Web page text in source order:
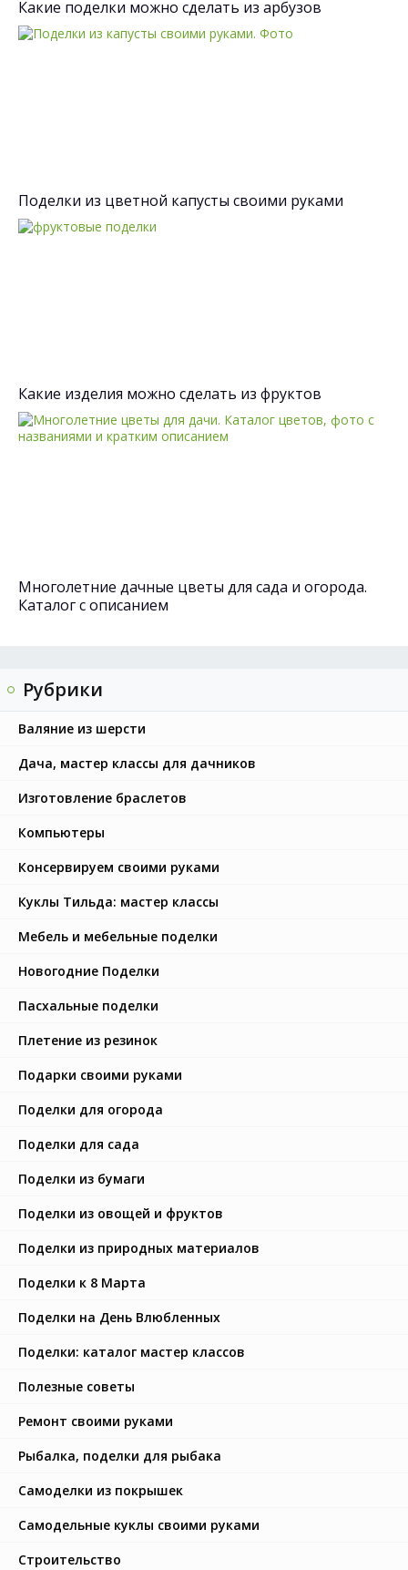
Какие поделки можно сделать из арбузов
Поделки из цветной капусты своими руками
Какие изделия можно сделать из фруктов
Многолетние дачные цветы для сада и огорода.
Каталог с описанием
Рубрики
Валяние из шерсти
Дача, мастер классы для дачников
Изготовление браслетов
Компьютеры
Консервируем своими руками
Куклы Тильда: мастер классы
Мебель и мебельные поделки
Новогодние Поделки
Пасхальные поделки
Плетение из резинок
Подарки своими руками
Поделки для огорода
Поделки для сада
Поделки из бумаги
Поделки из овощей и фруктов
Поделки из природных материалов
Поделки к 8 Марта
Поделки на День Влюбленных
Поделки: каталог мастер классов
Полезные советы
Ремонт своими руками
Рыбалка, поделки для рыбака
Самоделки из покрышек
Самодельные куклы своими руками
Строительство